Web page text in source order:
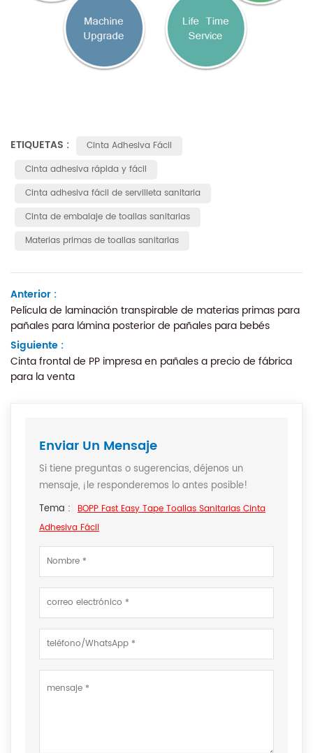
ETIQUETAS :
Cinta Adhesiva Fácil
Cinta adhesiva rápida y fácil
Cinta adhesiva fácil de servilleta sanitaria
Cinta de embalaje de toallas sanitarias
Materias primas de toallas sanitarias
Anterior :
Película de laminación transpirable de materias primas para
pañales para lámina posterior de pañales para bebés
Siguiente :
Cinta frontal de PP impresa en pañales a precio de fábrica
para la venta
Enviar Un Mensaje
Si tiene preguntas o sugerencias, déjenos un
mensaje, ¡le responderemos lo antes posible!
Tema : BOPP Fast Easy Tape Toallas Sanitarias Cinta
Adhesiva Fácil